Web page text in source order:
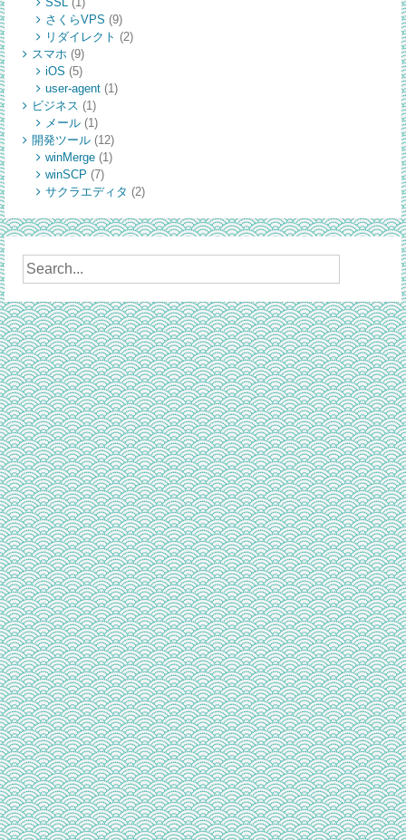
さくらVPS (9)
リダイレクト (2)
スマホ (9)
iOS (5)
user-agent(1)
ビジネス (1)
メール(1)
開発ツール(12)
winMerge(1)
winSCP (7)
サクラエディタ (2)